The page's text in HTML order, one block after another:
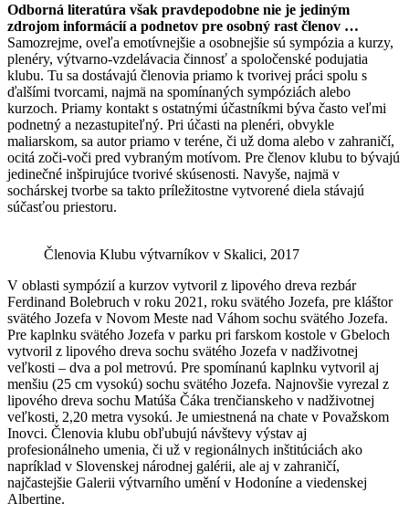
Odborná literatúra však pravdepodobne nie je jediným
zdrojom informácií a podnetov pre osobný rast členov …
Samozrejme, oveľa emotívnejšie a osobnejšie sú sympózia a kurzy,
plenéry, výtvarno-vzdelávacia činnosť a spoločenské podujatia
klubu. Tu sa dostávajú členovia priamo k tvorivej práci spolu s
ďalšími tvorcami, najmä na spomínaných sympóziách alebo
kurzoch. Priamy kontakt s ostatnými účastníkmi býva často veľmi
podnetný a nezastupiteľný. Pri účasti na plenéri, obvykle
maliarskom, sa autor priamo v teréne, či už doma alebo v zahraničí,
ocitá zoči-voči pred vybraným motívom. Pre členov klubu to bývajú
jedinečné inšpirujúce tvorivé skúsenosti. Navyše, najmä v
sochárskej tvorbe sa takto príležitostne vytvorené diela stávajú
súčasťou priestoru.
Členovia Klubu výtvarníkov v Skalici, 2017
V oblasti sympózií a kurzov vytvoril z lipového dreva rezbár
Ferdinand Bolebruch v roku 2021, roku svätého Jozefa, pre kláštor
svätého Jozefa v Novom Meste nad Váhom sochu svätého Jozefa.
Pre kaplnku svätého Jozefa v parku pri farskom kostole v Gbeloch
vytvoril z lipového dreva sochu svätého Jozefa v nadživotnej
veľkosti – dva a pol metrovú. Pre spomínanú kaplnku vytvoril aj
menšiu (25 cm vysokú) sochu svätého Jozefa. Najnovšie vyrezal z
lipového dreva sochu Matúša Čáka trenčianskeho v nadživotnej
veľkosti, 2,20 metra vysokú. Je umiestnená na chate v Považskom
Inovci. Členovia klubu obľubujú návštevy výstav aj
profesionálneho umenia, či už v regionálnych inštitúciách ako
napríklad v Slovenskej národnej galérii, ale aj v zahraničí,
najčastejšie Galerii výtvarního umění v Hodoníne a viedenskej
Albertine.